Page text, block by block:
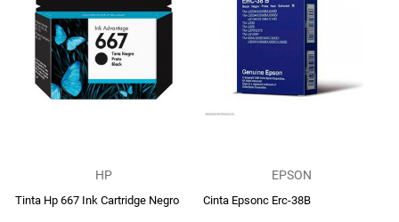
HP
Tinta Hp 667 Ink Cartridge Negro
EPSON
Cinta Epsonc Erc-38B